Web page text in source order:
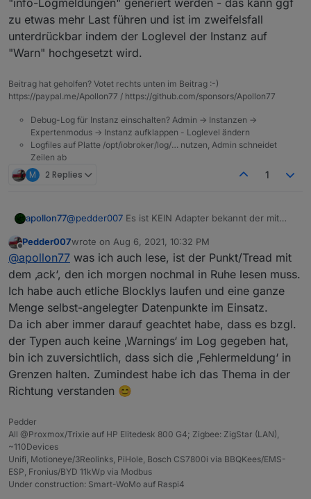
nichts mehr, dass muss man ja nicht mit Absicht
herbeiführen 😊, bzw. dann so, dass sich der
Aufwand in Grenzen hält.
Ich bin halt schon noch ziemlicher ioBroker
Anfänger und bei den ganzen Posts hier wird mir
"info-Logmeldungen" generiert werden - das kann ggf
zu etwas mehr Last führen und ist im zweifelsfall
unterdrückbar indem der Loglevel der Instanz auf
"Warn" hochgesetzt wird.
Beitrag hat geholfen? Votet rechts unten im Beitrag :-)
https://paypal.me/Apollon77 / https://github.com/sponsors/Apollon77
Debug-Log für Instanz einschalten? Admin -> Instanzen ->
Expertenmodus -> Instanz aufklappen - Loglevel ändern
Logfiles auf Platte /opt/iobroker/log/… nutzen, Admin schneidet
Zeilen ab
M 2 Replies 1
apollon77@pedder007 Es ist KEIN Adapter bekannt der mit
Das einzige was bei einigen Adaptern passiert ist,
das pot "info-Logmeldungen" generiert werden -
das kann ggf zu etwas mehr Last führen und ist im
zweifelsfall unterdrückbar indem der Loglevel der
Instanz auf "Warn" hochgesetzt wird.
Offline
Pedder007wrote on Aug 6, 2021, 10:32 PM
last edited by
@apollon77 was ich auch lese, ist der Punkt/Tread mit
dem ‚ack‘, den ich morgen nochmal in Ruhe lesen muss.
Ich habe auch etliche Blocklys laufen und eine ganze
Menge selbst-angelegter Datenpunkte im Einsatz.
Da ich aber immer darauf geachtet habe, dass es bzgl.
der Typen auch keine ‚Warnings‘ im Log gegeben hat,
bin ich zuversichtlich, dass sich die ‚Fehlermeldung‘ in
Grenzen halten. Zumindest habe ich das Thema in der
Richtung verstanden 😊
Pedder
All @Proxmox/Trixie auf HP Elitedesk 800 G4; Zigbee: ZigStar (LAN),
~110Devices
Unifi, Motioneye/3Reolinks, PiHole, Bosch CS7800i via BBQKees/EMS-
ESP, Fronius/BYD 11kWp via Modbus
Under construction: Smart-WoMo auf Raspi4